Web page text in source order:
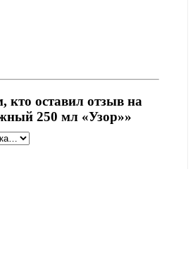
кто оставил отзыв на
250 мл «Узор»»